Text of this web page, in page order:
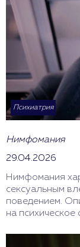
Психиатрия
Нимфомания
29.04.2026
Нимфомания
сексуальным
поведением.
на